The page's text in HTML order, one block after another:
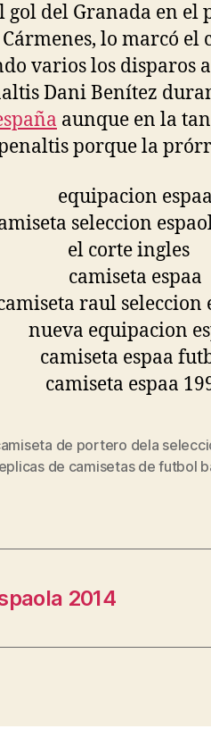
gol del Granada en
Cármenes, lo marcó
varios los disparos
Dani Benítez
aunque en la
porque la
de portero dela
de camisetas de futbol
2014